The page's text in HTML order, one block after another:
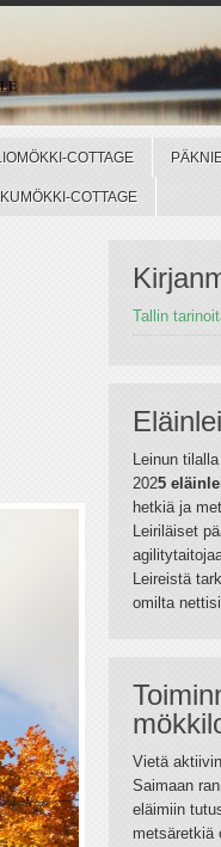
COTTAGE
COTTAGE
Tallin
Leinun
2025
hetkiä ja
Leiriläiset
Leireistä
omilta
Vietä
Saimaan
eläimiin
metsäretkiä